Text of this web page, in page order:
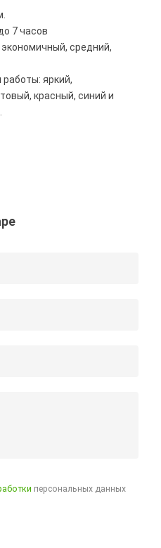
7 часов
средний,
яркий,
красный, синий и
персональных данных